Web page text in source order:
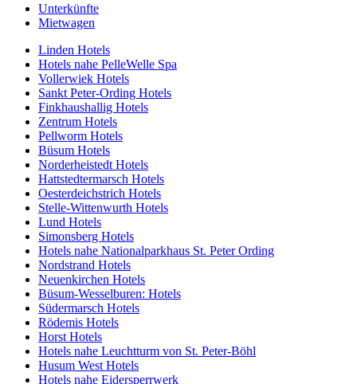
Unterkünfte
Mietwagen
Linden Hotels
Hotels nahe PelleWelle Spa
Vollerwiek Hotels
Sankt Peter-Ording Hotels
Finkhaushallig Hotels
Zentrum Hotels
Pellworm Hotels
Büsum Hotels
Norderheistedt Hotels
Hattstedtermarsch Hotels
Oesterdeichstrich Hotels
Stelle-Wittenwurth Hotels
Lund Hotels
Simonsberg Hotels
Hotels nahe Nationalparkhaus St. Peter Ording
Nordstrand Hotels
Neuenkirchen Hotels
Büsum-Wesselburen: Hotels
Südermarsch Hotels
Rödemis Hotels
Horst Hotels
Hotels nahe Leuchtturm von St. Peter-Böhl
Husum West Hotels
Hotels nahe Eidersperrwerk